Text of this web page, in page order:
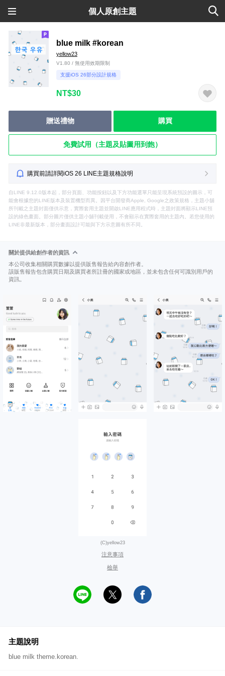
個人原創主題
blue milk #korean
yellow23
V1.80 / 無使用效期限制
支援iOS 26部分設計規格
NT$30
贈送禮物 購買
免費試用（主題及貼圖用到飽）
購買前請詳閱iOS 26 LINE主題規格說明
自LINE 9.12.0版本起，部分頁面、功能按鈕以及下方功能選單只能呈現系統預設的圖示，可
能會根據您的LINE版本及裝置機型而異。因平台開發商Apple, Google之政策規格，主題小舖
所刊載之主題封面僅供示意，實際套用主題並開啟LINE應用程式時，主題封面將顯示LINE預
設的綠色畫面。部分圖片僅供主題小舖刊載使用，不會顯示在實際套用的主題內。若您使用的
LINE非最新版本，部分畫面設計可能與下方示意圖有所不同。
關於提供給創作者的資訊
本公司收集相關購買數據以提供販售報告給內容創作者。
該販售報告包含購買日期及購買者所註冊的國家或地區，並未包含任何可識別用戶的
資訊。
(C)yellow23
注意事項
檢舉
主題說明
blue milk theme.korean.